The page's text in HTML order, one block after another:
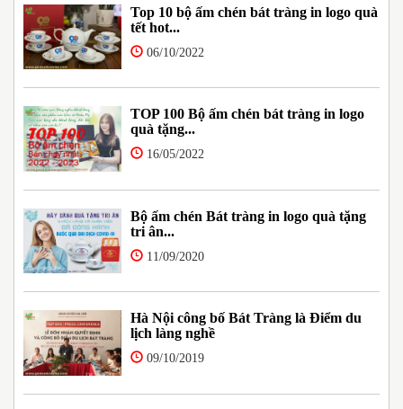
Top 10 bộ ấm chén bát tràng in logo quà
tết hot...
06/10/2022
TOP 100 Bộ ấm chén bát tràng in logo
quà tặng...
16/05/2022
Bộ ấm chén Bát tràng in logo quà tặng
tri ân...
11/09/2020
Hà Nội công bố Bát Tràng là Điểm du
lịch làng nghề
09/10/2019